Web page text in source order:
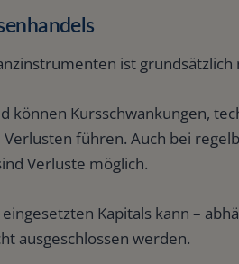
ist grundsätzlich
können Kursschwankungen,
Verlusten führen. Auch bei
Verluste möglich.
Kapitals kann –
ausgeschlossen werden.